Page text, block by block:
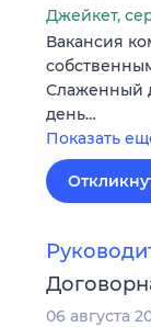
Джейкет,
Вакансия
Слаженный
день…
Показать
06 августа